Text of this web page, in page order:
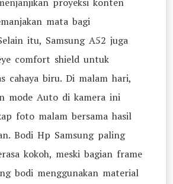
mata bagi
itu, Samsung A52 juga
comfort shield untuk
cahaya biru. Di malam hari,
mode Auto di kamera ini
foto malam bersama hasil
Bodi Hp Samsung paling
kokoh, meski bagian frame
bodi menggunakan material